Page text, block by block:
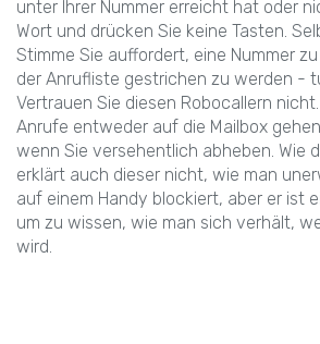
unter Ihrer Nummer erreicht hat oder
Wort und drücken Sie keine Tasten.
Stimme Sie auffordert, eine Nummer
der Anrufliste gestrichen zu werden -
Vertrauen Sie diesen Robocallern
Anrufe entweder auf die Mailbox
wenn Sie versehentlich abheben. Wie
erklärt auch dieser nicht, wie man
auf einem Handy blockiert, aber er ist
um zu wissen, wie man sich verhält,
wird.